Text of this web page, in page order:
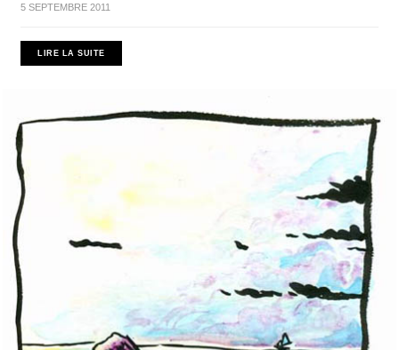
5 SEPTEMBRE 2011
LIRE LA SUITE